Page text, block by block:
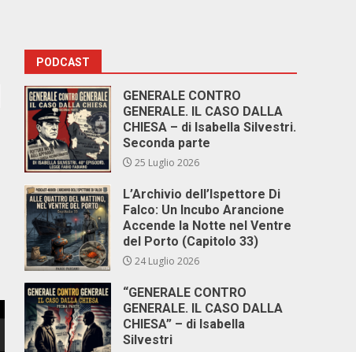
PODCAST
GENERALE CONTRO
GENERALE. IL CASO DALLA
CHIESA – di Isabella Silvestri.
Seconda parte
25 Luglio 2026
L’Archivio dell’Ispettore Di
Falco: Un Incubo Arancione
Accende la Notte nel Ventre
del Porto (Capitolo 33)
24 Luglio 2026
“GENERALE CONTRO
GENERALE. IL CASO DALLA
CHIESA” – di Isabella
Silvestri